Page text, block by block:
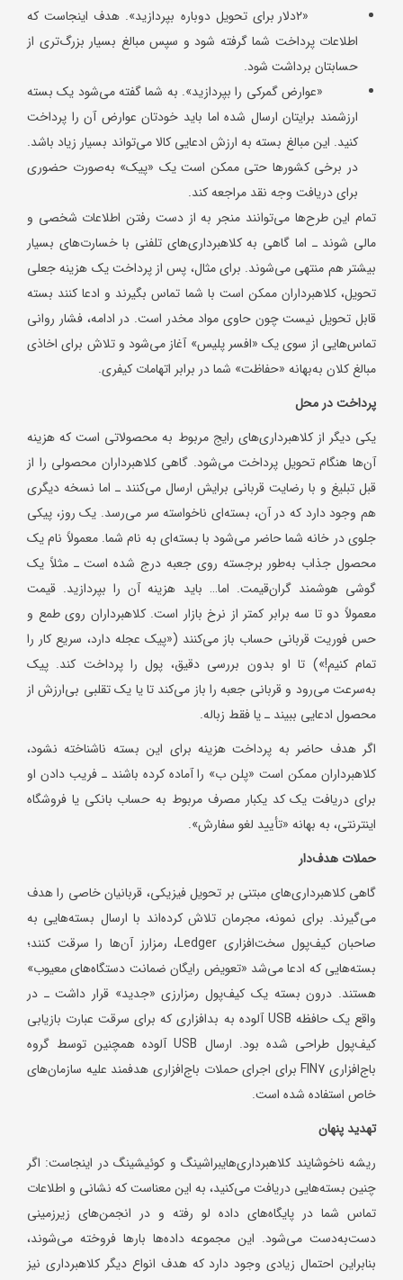
«۲دلار برای تحویل دوباره بپردازید». هدف اینجاست که
اطلاعات پرداخت شما گرفته شود و سپس مبالغ بسیار بزرگ‌تری از
حسابتان برداشت شود.
«عوارض گمرکی را بپردازید». به شما گفته می‌شود یک بسته
ارزشمند برایتان ارسال شده اما باید خودتان عوارض آن را پرداخت
کنید. این مبالغ بسته به ارزش ادعایی کالا می‌تواند بسیار زیاد باشد.
در برخی کشورها حتی ممکن است یک «پیک» به‌صورت حضوری
برای دریافت وجه نقد مراجعه کند.
تمام این طرح‌ها می‌توانند منجر به از دست رفتن اطلاعات شخصی و
مالی شوند ـ اما گاهی به کلاهبرداری‌های تلفنی با خسارت‌های بسیار
بیشتر هم منتهی می‌شوند. برای مثال، پس از پرداخت یک هزینه جعلی
تحویل، کلاهبرداران ممکن است با شما تماس بگیرند و ادعا کنند بسته
قابل تحویل نیست چون حاوی مواد مخدر است. در ادامه، فشار روانی
تماس‌هایی از سوی یک «افسر پلیس» آغاز می‌شود و تلاش برای اخاذی
مبالغ کلان به‌بهانه «حفاظت» شما در برابر اتهامات کیفری.
پرداخت در محل
یکی دیگر از کلاهبرداری‌های رایج مربوط به محصولاتی است که هزینه
آن‌ها هنگام تحویل پرداخت می‌شود. گاهی کلاهبرداران محصولی را از
قبل تبلیغ و با رضایت قربانی برایش ارسال می‌کنند ـ اما نسخه دیگری
هم وجود دارد که در آن، بسته‌ای ناخواسته سر می‌رسد. یک روز، پیکی
جلوی در خانه شما حاضر می‌شود با بسته‌ای به نام شما. معمولاً نام یک
محصول جذاب به‌طور برجسته روی جعبه درج شده است ـ مثلاً یک
گوشی هوشمند گران‌قیمت. اما… باید هزینه آن را بپردازید. قیمت
معمولاً دو تا سه برابر کمتر از نرخ بازار است. کلاهبرداران روی طمع و
حس فوریت قربانی حساب باز می‌کنند («پیک عجله دارد، سریع کار را
تمام کنیم!») تا او بدون بررسی دقیق، پول را پرداخت کند. پیک
به‌سرعت می‌رود و قربانی جعبه را باز می‌کند تا یا یک تقلبی بی‌ارزش از
محصول ادعایی ببیند ـ یا فقط زباله.
اگر هدف حاضر به پرداخت هزینه برای این بسته ناشناخته نشود،
کلاهبرداران ممکن است «پلن ب» را آماده کرده باشند ـ فریب دادن او
برای دریافت یک کد یکبار مصرف مربوط به حساب بانکی یا فروشگاه
اینترنتی، به بهانه «تأیید لغو سفارش».
حملات هدف‌دار
گاهی کلاهبرداری‌های مبتنی بر تحویل فیزیکی، قربانیان خاصی را هدف
می‌گیرند. برای نمونه، مجرمان تلاش کرده‌اند با ارسال بسته‌هایی به
صاحبان کیف‌پول سخت‌افزاری Ledger، رمزارز آن‌ها را سرقت کنند؛
بسته‌هایی که ادعا می‌شد «تعویض رایگان ضمانت دستگاه‌های معیوب»
هستند. درون بسته یک کیف‌پول رمزارزی «جدید» قرار داشت ـ در
واقع یک حافظه USB آلوده به بدافزاری که برای سرقت عبارت بازیابی
کیف‌پول طراحی شده بود. ارسال USB آلوده همچنین توسط گروه
باج‌افزاری FIN7 برای اجرای حملات باج‌افزاری هدفمند علیه سازمان‌های
خاص استفاده شده است.
تهدید پنهان
ریشه ناخوشایند کلاهبرداری‌هایبراشینگ و کوئیشینگ در اینجاست: اگر
چنین بسته‌هایی دریافت می‌کنید، به این معناست که نشانی و اطلاعات
تماس شما در پایگاه‌های داده لو رفته و در انجمن‌های زیرزمینی
دست‌به‌دست می‌شود. این مجموعه داده‌ها بارها فروخته می‌شوند،
بنابراین احتمال زیادی وجود دارد که هدف انواع دیگر کلاهبرداری نیز